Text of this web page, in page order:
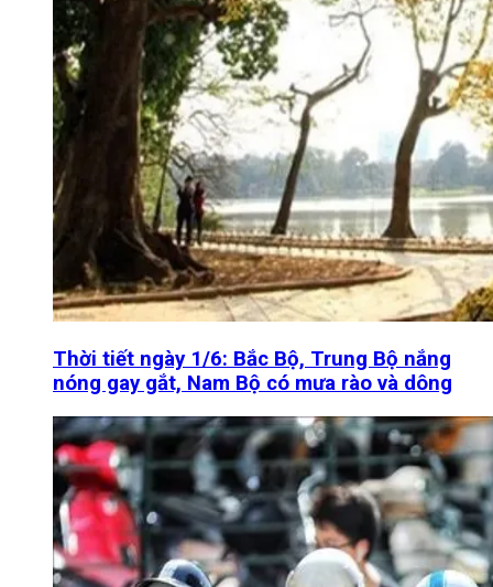
Thời tiết ngày 1/6: Bắc Bộ, Trung Bộ nắng
nóng gay gắt, Nam Bộ có mưa rào và dông